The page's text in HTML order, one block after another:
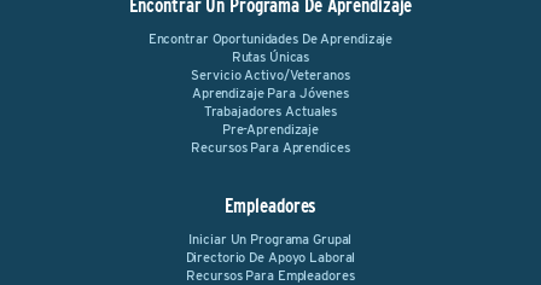
Encontrar Un Programa De Aprendizaje
Encontrar Oportunidades De Aprendizaje
Rutas Únicas
Servicio Activo/Veteranos
Aprendizaje Para Jóvenes
Trabajadores Actuales
Pre-Aprendizaje
Recursos Para Aprendices
Empleadores
Iniciar Un Programa Grupal
Directorio De Apoyo Laboral
Recursos Para Empleadores